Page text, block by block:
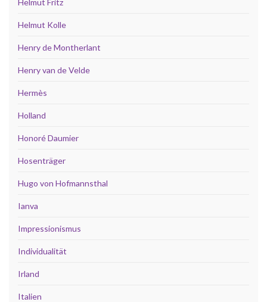
Helmut Fritz
Helmut Kolle
Henry de Montherlant
Henry van de Velde
Hermès
Holland
Honoré Daumier
Hosenträger
Hugo von Hofmannsthal
Ianva
Impressionismus
Individualität
Irland
Italien